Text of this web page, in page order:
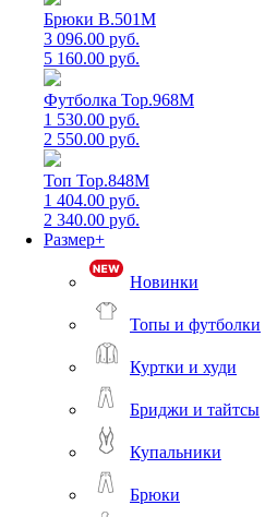
Брюки B.501M
3 096.00 руб.
5 160.00 руб.
Футболка Top.968M
1 530.00 руб.
2 550.00 руб.
Топ Top.848M
1 404.00 руб.
2 340.00 руб.
Размер+
Новинки
Топы и футболки
Куртки и худи
Бриджи и тайтсы
Купальники
Брюки